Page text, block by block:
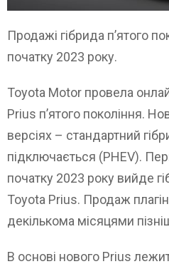
Продажі гібрида п’ятого
початку 2023 року.
Toyota Motor провела
Prius п’ятого покоління.
версіях – стандартний
підключається (PHEV).
початку 2023 року вийде
Toyota Prius. Продаж
декількома місяцями
В основі нового Prius